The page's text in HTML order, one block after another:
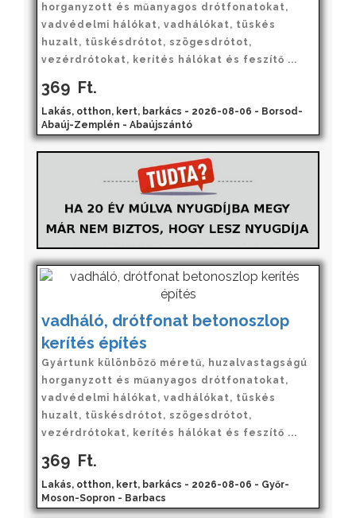
horganyzott és műanyagos drótfonatokat,
vadvédelmi hálókat, vadhálókat, tüskés
huzalt, tüskésdrótot, szögesdrótot,
vezérdrótokat, kerítés hálókat és feszítő ...
369 Ft.
Lakás, otthon, kert, barkács - 2026-08-06 - Borsod-
Abaúj-Zemplén - Abaújszántó
vadháló, drótfonat betonoszlop
kerítés építés
Gyártunk különböző méretű, huzalvastagságú
horganyzott és műanyagos drótfonatokat,
vadvédelmi hálókat, vadhálókat, tüskés
huzalt, tüskésdrótot, szögesdrótot,
vezérdrótokat, kerítés hálókat és feszítő ...
369 Ft.
Lakás, otthon, kert, barkács - 2026-08-06 - Győr-
Moson-Sopron - Barbacs